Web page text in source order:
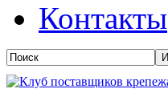
Контакты